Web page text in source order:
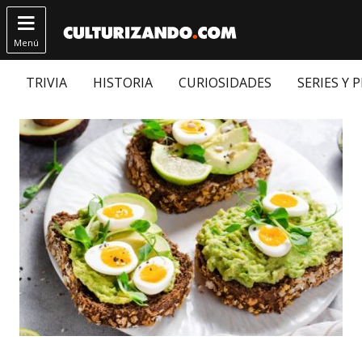

Menú
TRIVIA HISTORIA CURIOSIDADES SERIES Y